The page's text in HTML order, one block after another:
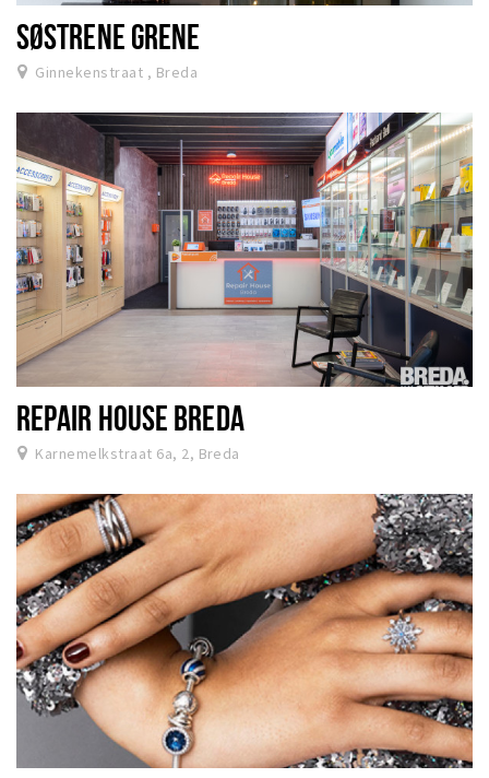
SØSTRENE GRENE
Ginnekenstraat , Breda
REPAIR HOUSE BREDA
Karnemelkstraat 6a, 2, Breda